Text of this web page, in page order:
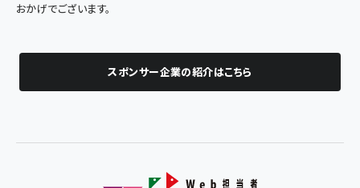
おかげでございます。
スポンサー企業の紹介はこちら